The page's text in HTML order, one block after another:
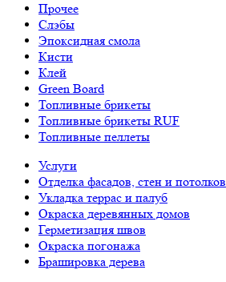
Прочее
Слэбы
Эпоксидная смола
Кисти
Клей
Green Board
Топливные брикеты
Топливные брикеты RUF
Топливные пеллеты
Услуги
Отделка фасадов, стен и потолков
Укладка террас и палуб
Окраска деревянных домов
Герметизация швов
Окраска погонажа
Брашировка дерева